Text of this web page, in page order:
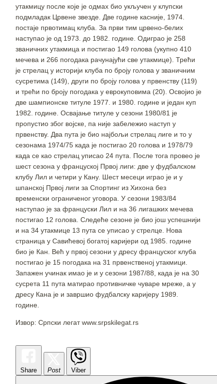
утакмицу после које је одмах био укључен у клупски
подмладак Црвене звезде. Две године касније, 1974.
постаје првотимац клуба. За први тим црвено-белих
наступао је од 1973. до 1982. године. Одиграо је 258
званичних утакмица и постигао 149 голова (укупно 410
мечева и 266 погодака рачунајући све утакмице). Трећи
је стрелац у историји клуба по броју голова у званичним
сусретима (149), други по броју голова у првенству (119)
и трећи по броју погодака у еврокуповима (20). Освојио је
две шампионске титуле 1977. и 1980. године и један куп
1982. године. Освајање титуле у сезони 1980/81 је
пропустио због војске, па није забележио наступ у
првенству. Два пута је био најбољи стрелац лиге и то у
сезонама 1974/75 када је постигао 20 голова и 1978/79
када се као стрелац уписао 24 пута. После тога провео је
шест сезона у француској Првој лиги: две у фудбалском
клубу Лил и четири у Кану. Шест месеци играо је и у
шпанској Првој лиги за Спортинг из Хихона без
временски ограниченог уговора. У сезони 1983/84
наступао је за француски Лил и на 36 лигашких мечева
постигао 12 голова. Следеће сезоне је био још успешнији
и на 34 утакмице 13 пута се уписао у стрелце. Нова
страница у Савићевој богатој каријери од 1985. године
био је Кан. Већ у првој сезони у дресу француског клуба
постигао је 15 погодака на 31 првенственој утакмици.
Запажен учинак имао је и у сезони 1987/88, када је на 30
сусрета 11 пута матирао противничке чуваре мреже, а у
дресу Кана је и завршио фудбалску каријеру 1989.
године.
Извор: Српски легат www.srpskilegat.rs
Share Post Viber